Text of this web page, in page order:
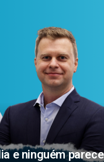
e ninguém